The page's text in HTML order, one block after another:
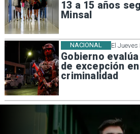
13 a 15 años
Minsal
El
Gobierno
de excepción
criminalidad
NACIONAL